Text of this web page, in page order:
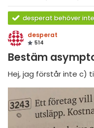
desperat behöver
desperat
514
Bestäm
Hej, jag förstår inte c)
Alla trådar
7
8
9
1
2
3
& Bygg